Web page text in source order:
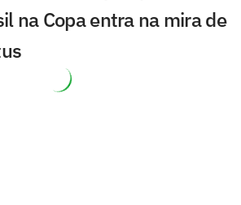
na Copa entra na mira de